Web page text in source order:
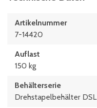
Artikelnummer
7-14420
Auflast
150 kg
Behälterserie
Drehstapelbehälter DSL